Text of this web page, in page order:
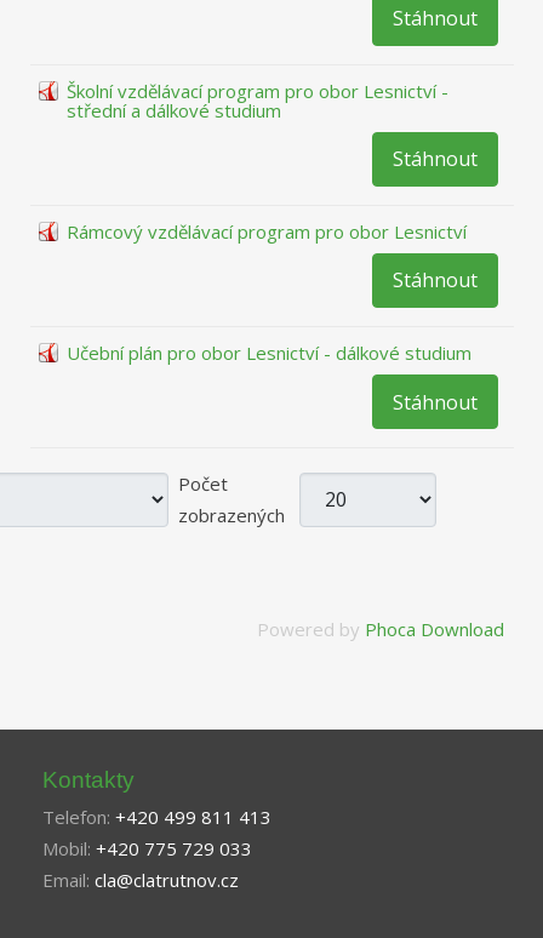
Stáhnout
Školní vzdělávací program pro obor Lesnictví -
střední a dálkové studium
Stáhnout
Rámcový vzdělávací program pro obor Lesnictví
Stáhnout
Učební plán pro obor Lesnictví - dálkové studium
Stáhnout
Počet
zobrazených
Powered by Phoca Download
Kontakty
Telefon: +420 499 811 413
Mobil: +420 775 729 033
Email: cla@clatrutnov.cz